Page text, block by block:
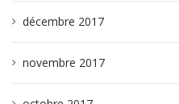
décembre 2017
novembre 2017